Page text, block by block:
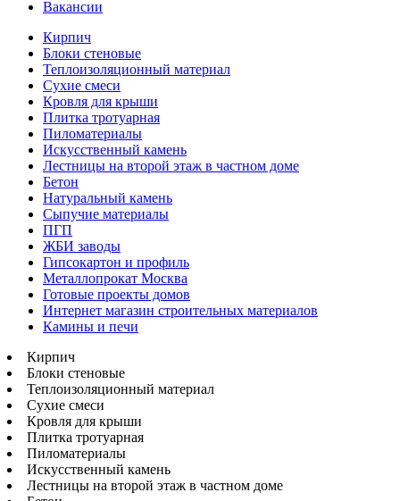
Вакансии
Кирпич
Блоки стеновые
Теплоизоляционный материал
Сухие смеси
Кровля для крыши
Плитка тротуарная
Пиломатериалы
Искусственный камень
Лестницы на второй этаж в частном доме
Бетон
Натуральный камень
Сыпучие материалы
ПГП
ЖБИ заводы
Гипсокартон и профиль
Металлопрокат Москва
Готовые проекты домов
Интернет магазин строительных материалов
Камины и печи
Кирпич
Блоки стеновые
Теплоизоляционный материал
Сухие смеси
Кровля для крыши
Плитка тротуарная
Пиломатериалы
Искусственный камень
Лестницы на второй этаж в частном доме